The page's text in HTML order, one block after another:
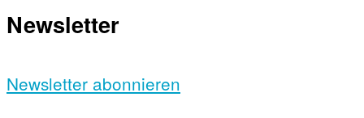
Newsletter
Newsletter abonnieren